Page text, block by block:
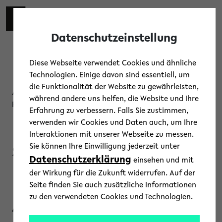
Skip to main content
Austausch, Diskussion, Information, Präsentation,
Public Science, Vortrag, Wissenschaftliches Programm
Berufsbegleitende
s Online-
Fernstudium
Angewandte
Datenschutzeinstellung
Diese Webseite verwendet Cookies und ähnliche
Technologien. Einige davon sind essentiell, um
die Funktionalität der Website zu gewährleisten,
während andere uns helfen, die Website und Ihre
Erfahrung zu verbessern. Falls Sie zustimmen,
verwenden wir Cookies und Daten auch, um Ihre
Interaktionen mit unserer Webseite zu messen.
Sie können Ihre Einwilligung jederzeit unter
Datenschutzerklärung einsehen und mit
der Wirkung für die Zukunft widerrufen. Auf der
Seite finden Sie auch zusätzliche Informationen
zu den verwendeten Cookies und Technologien.